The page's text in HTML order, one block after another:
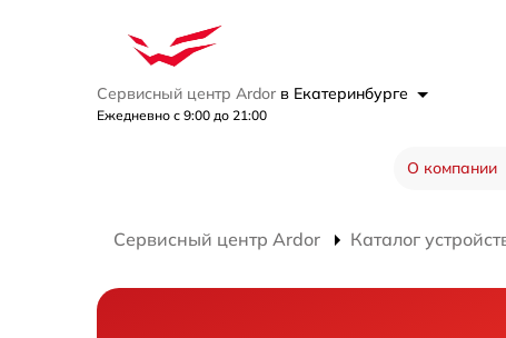
Сервисный центр Ardor в Екатеринбурге
Ежедневно с 9:00 до 21:00
О компании
Сервисный центр Ardor Каталог